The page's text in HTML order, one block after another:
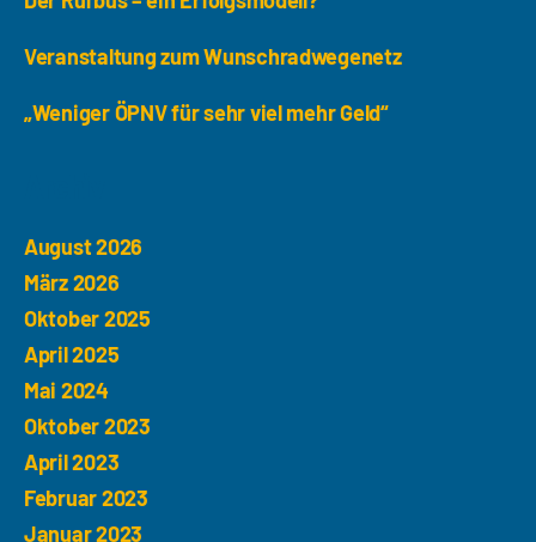
Veranstaltung zum Wunschradwegenetz
„Weniger ÖPNV für sehr viel mehr Geld“
August 2026
März 2026
Oktober 2025
April 2025
Mai 2024
Oktober 2023
April 2023
Februar 2023
Januar 2023